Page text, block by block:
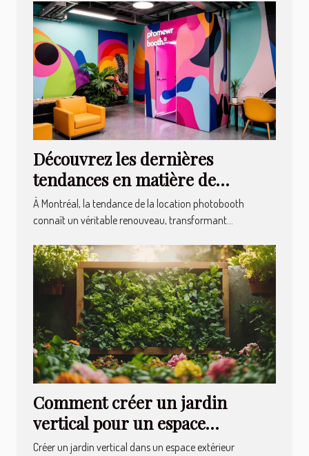
Découvrez les dernières
tendances en matière de
location photobooth à Montréal
À Montréal, la tendance de la location photobooth
connaît un véritable renouveau, transformant...
Comment créer un jardin
vertical pour un espace
extérieur durable
Créer un jardin vertical dans un espace extérieur